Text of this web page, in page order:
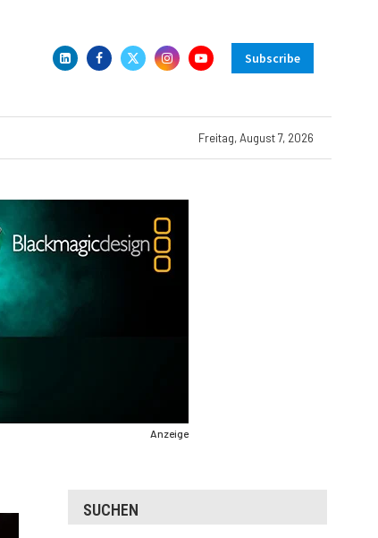
Subscribe
Freitag, August 7, 2026
Anzeige
SUCHEN